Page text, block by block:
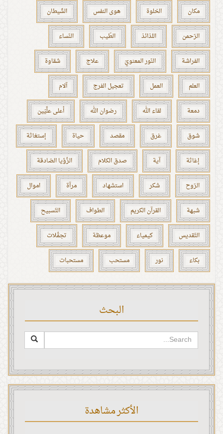
مكان الخلوة هوى النفس الشّيطان
الرّحمن اللذائذ الطّيب النّساء
الفراشة النّور المعنويّ علاج شقاوة
العلم العمل تعجيل الفرج آلام
دمعة لقاء الله رضوان الله أعلى علِّيّين
شوق غرق مقصد حياة إستغاثة
إغاثة آية صدق الكلام الرُّؤيا الصّادقة
الرّوح شكر استشهاد مرآة اموال
شبهة القرآن الكريم الطواف التّسبيح
التّقديس كيمياء موعظة تجمُّلات
بكاء نور مستحب مستحبات
البحث
الأكثر مشاهدة